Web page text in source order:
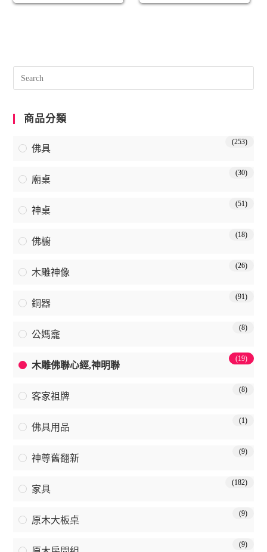
商品分類
佛具
(253)
廟桌
(30)
神桌
(51)
佛櫥
(18)
木雕神像
(26)
銅器
(91)
公媽龕
(8)
木雕佛聯心經,神明聯
(19)
客家祖牌
(8)
佛具用品
(1)
神尊舊翻新
(9)
家具
(182)
原木大板桌
(9)
(9)